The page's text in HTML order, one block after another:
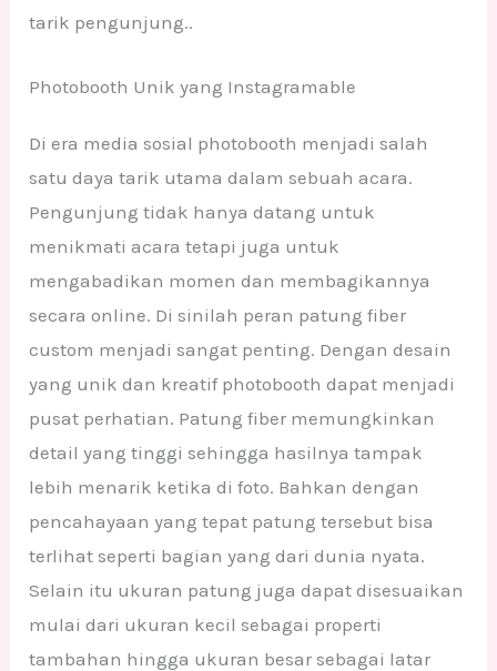
tarik pengunjung..
Photobooth Unik yang Instagramable
Di era media sosial photobooth menjadi salah
satu daya tarik utama dalam sebuah acara.
Pengunjung tidak hanya datang untuk
menikmati acara tetapi juga untuk
mengabadikan momen dan membagikannya
secara online. Di sinilah peran patung fiber
custom menjadi sangat penting. Dengan desain
yang unik dan kreatif photobooth dapat menjadi
pusat perhatian. Patung fiber memungkinkan
detail yang tinggi sehingga hasilnya tampak
lebih menarik ketika di foto. Bahkan dengan
pencahayaan yang tepat patung tersebut bisa
terlihat seperti bagian yang dari dunia nyata.
Selain itu ukuran patung juga dapat disesuaikan
mulai dari ukuran kecil sebagai properti
tambahan hingga ukuran besar sebagai latar